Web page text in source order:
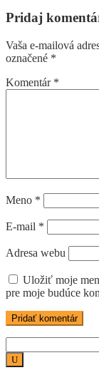
Pridaj
Vaša e-mailová
označené *
Komentár *
Meno *
E-mail *
Adresa webu
Uložiť moje
pre moje budúce